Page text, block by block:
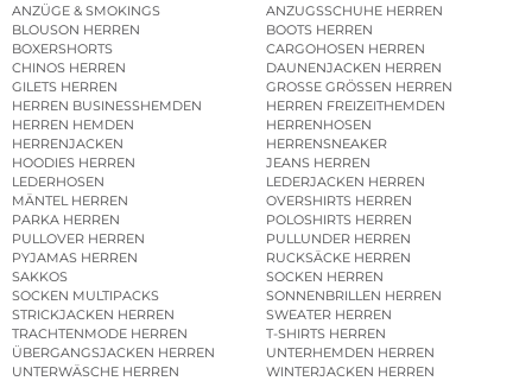
ANZÜGE & SMOKINGS
ANZUGSSCHUHE HERREN
BLOUSON HERREN
BOOTS HERREN
BOXERSHORTS
CARGOHOSEN HERREN
CHINOS HERREN
DAUNENJACKEN HERREN
GILETS HERREN
GROSSE GRÖSSEN HERREN
HERREN BUSINESSHEMDEN
HERREN FREIZEITHEMDEN
HERREN HEMDEN
HERRENHOSEN
HERRENJACKEN
HERRENSNEAKER
HOODIES HERREN
JEANS HERREN
LEDERHOSEN
LEDERJACKEN HERREN
MÄNTEL HERREN
OVERSHIRTS HERREN
PARKA HERREN
POLOSHIRTS HERREN
PULLOVER HERREN
PULLUNDER HERREN
PYJAMAS HERREN
RUCKSÄCKE HERREN
SAKKOS
SOCKEN HERREN
SOCKEN MULTIPACKS
SONNENBRILLEN HERREN
STRICKJACKEN HERREN
SWEATER HERREN
TRACHTENMODE HERREN
T-SHIRTS HERREN
ÜBERGANGSJACKEN HERREN
UNTERHEMDEN HERREN
UNTERWÄSCHE HERREN
WINTERJACKEN HERREN